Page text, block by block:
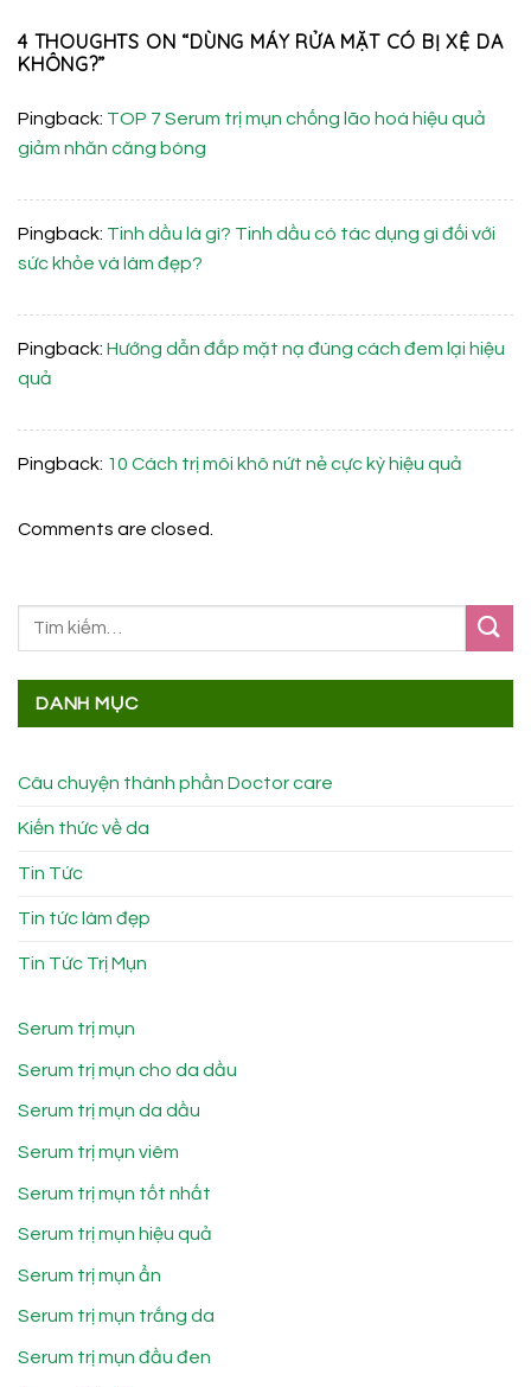
4 THOUGHTS ON “DÙNG MÁY RỬA MẶT CÓ BỊ XỆ DA
KHÔNG?”
Pingback: TOP 7 Serum trị mụn chống lão hoá hiệu quả
giảm nhăn căng bóng
Pingback: Tinh dầu là gì? Tinh dầu có tác dụng gì đối với
sức khỏe và làm đẹp?
Pingback: Hướng dẫn đắp mặt nạ đúng cách đem lại hiệu
quả
Pingback: 10 Cách trị môi khô nứt nẻ cực kỳ hiệu quả
Comments are closed.
DANH MỤC
Câu chuyện thành phần Doctor care
Kiến thức về da
Tin Tức
Tin tức làm đẹp
Tin Tức Trị Mụn
Serum trị mụn
Serum trị mụn cho da dầu
Serum trị mụn da dầu
Serum trị mụn viêm
Serum trị mụn tốt nhất
Serum trị mụn hiệu quả
Serum trị mụn ẩn
Serum trị mụn trắng da
Serum trị mụn đầu đen